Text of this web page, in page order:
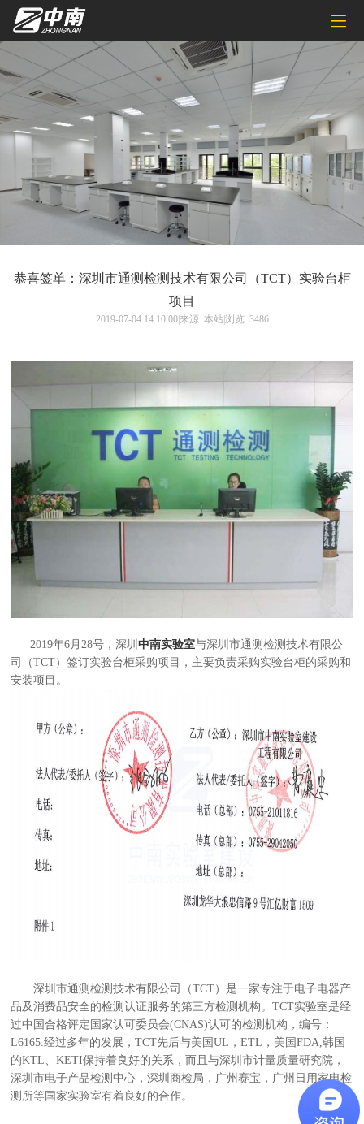
恭喜签单：深圳市通测检测技术有限公司（TCT）实验台柜
项目
2019-07-04 14:10:00|来源: 本站|浏览: 3486
2019年6月28号，深圳中南实验室与深圳市通测检测技术有限公
司（TCT）签订实验台柜采购项目，主要负责采购实验台柜的采购和
安装项目。
深圳市通测检测技术有限公司（TCT）是一家专注于电子电器产
品及消费品安全的检测认证服务的第三方检测机构。TCT实验室是经
过中国合格评定国家认可委员会(CNAS)认可的检测机构，编号：
L6165.经过多年的发展，TCT先后与美国UL，ETL，美国FDA,韩国
的KTL、KETI保持着良好的关系，而且与深圳市计量质量研究院，
深圳市电子产品检测中心，深圳商检局，广州赛宝，广州日用家电检
测所等国家实验室有着良好的合作。